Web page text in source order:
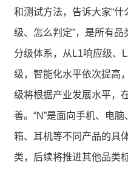
和测试方法，告诉大家“
级、怎么判定”，是所有
分级体系，从L1响应级、
级，智能化水平依次提高
级将根据产业发展水平，
善。“N”是面向手机、电
箱、耳机等不同产品的具
类，后续将推进其他品类